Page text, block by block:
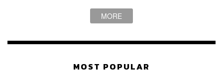
MORE
MOST POPULAR